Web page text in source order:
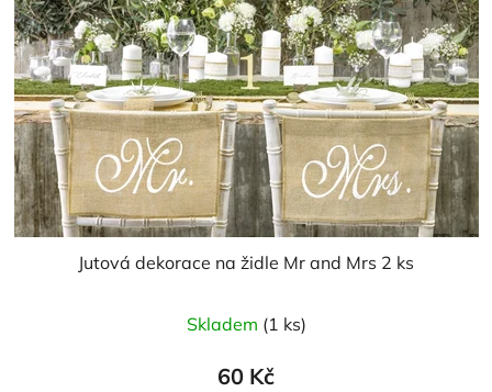
Jutová dekorace na židle Mr and Mrs 2 ks
Skladem (1 ks)
60 Kč